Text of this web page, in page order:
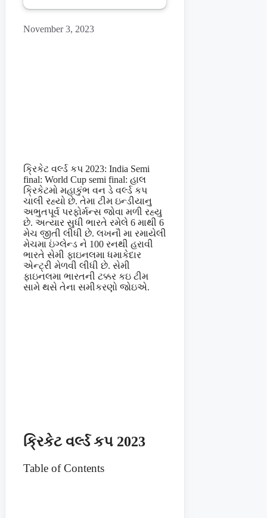
November 3, 2023
ક્રિકેટ વર્લ્ડ કપ 2023: India Semi
final: World Cup semi final: હાલ
ક્રિકેટમો મહાકુંભ વન ડે વર્લ્ડ કપ
ચાલી રહ્યો છે. તેમા ટીમ ઇન્ડીયાનુ
અભુતપૂર્વ પરફોર્મન્સ જોવા મળી રહ્યુ
છે. અત્યાર સુધી ભારતે રમેલે 6 માથી 6
મેચ જીતી લીધી છે. લખનૌ મા રમાયેલી
મેચમા ઇંગ્લેન્ડ ને 100 રનથી હરાવી
ભારતે સેમી ફાઇનલમા ધમાકેદાર
એન્ટ્રી મેળવી લીધી છે. સેમી
ફાઇનલમા ભારતની ટક્કર કઇ ટીમ
સામે થસે તેના સમીકરણો જોઇએ.
ક્રિકેટ વર્લ્ડ કપ 2023
Table of Contents